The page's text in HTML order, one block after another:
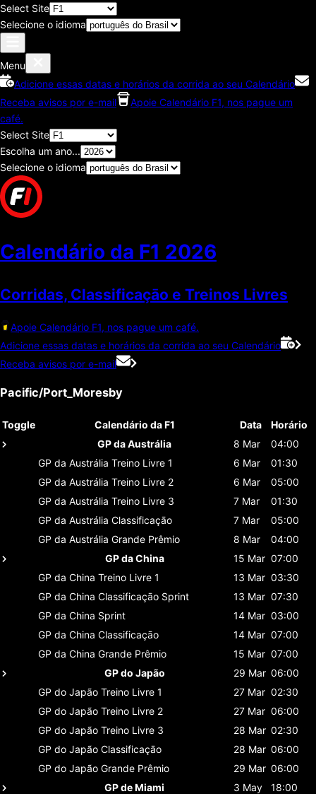
Select Site
Selecione o idioma
Menu
Adicione essas datas e horários da corrida ao seu Calendário
Receba avisos por e-mail
Apoie Calendário F1, nos pague um
café.
Select Site
Escolha um ano...
Selecione o idioma
Calendário da F1 2026
Corridas, Classificaçāo e Treinos Livres
Apoie Calendário F1, nos pague um café.
Adicione essas datas e horários da corrida ao seu Calendário
Receba avisos por e-mail
Pacific/Port_Moresby
Toggle Calendário da F1 Data
Horário
GP da Austrália
8 Mar
04:00
GP da Austrália Treino Livre 1 6 Mar
01:30
GP da Austrália Treino Livre 2 6 Mar
05:00
GP da Austrália Treino Livre 3 7 Mar
01:30
GP da Austrália Classificaçāo 7 Mar
05:00
GP da Austrália Grande Prêmio 8 Mar
04:00
GP da China
15 Mar 07:00
GP da China Treino Livre 1 13 Mar 03:30
GP da China Classificaçāo Sprint 13 Mar 07:30
GP da China Sprint 14 Mar 03:00
GP da China Classificaçāo 14 Mar 07:00
GP da China Grande Prêmio 15 Mar 07:00
GP do Japão
29 Mar 06:00
GP do Japão Treino Livre 1 27 Mar 02:30
GP do Japão Treino Livre 2 27 Mar 06:00
GP do Japão Treino Livre 3 28 Mar 02:30
GP do Japão Classificaçāo 28 Mar 06:00
GP do Japão Grande Prêmio 29 Mar 06:00
GP de Miami
3 May
18:00